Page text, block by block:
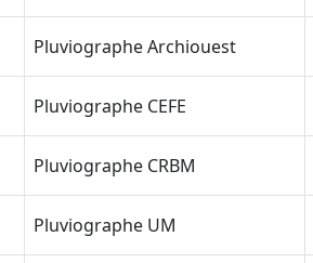
Pluviographe Archiouest
Pluviographe CEFE
Pluviographe CRBM
Pluviographe UM